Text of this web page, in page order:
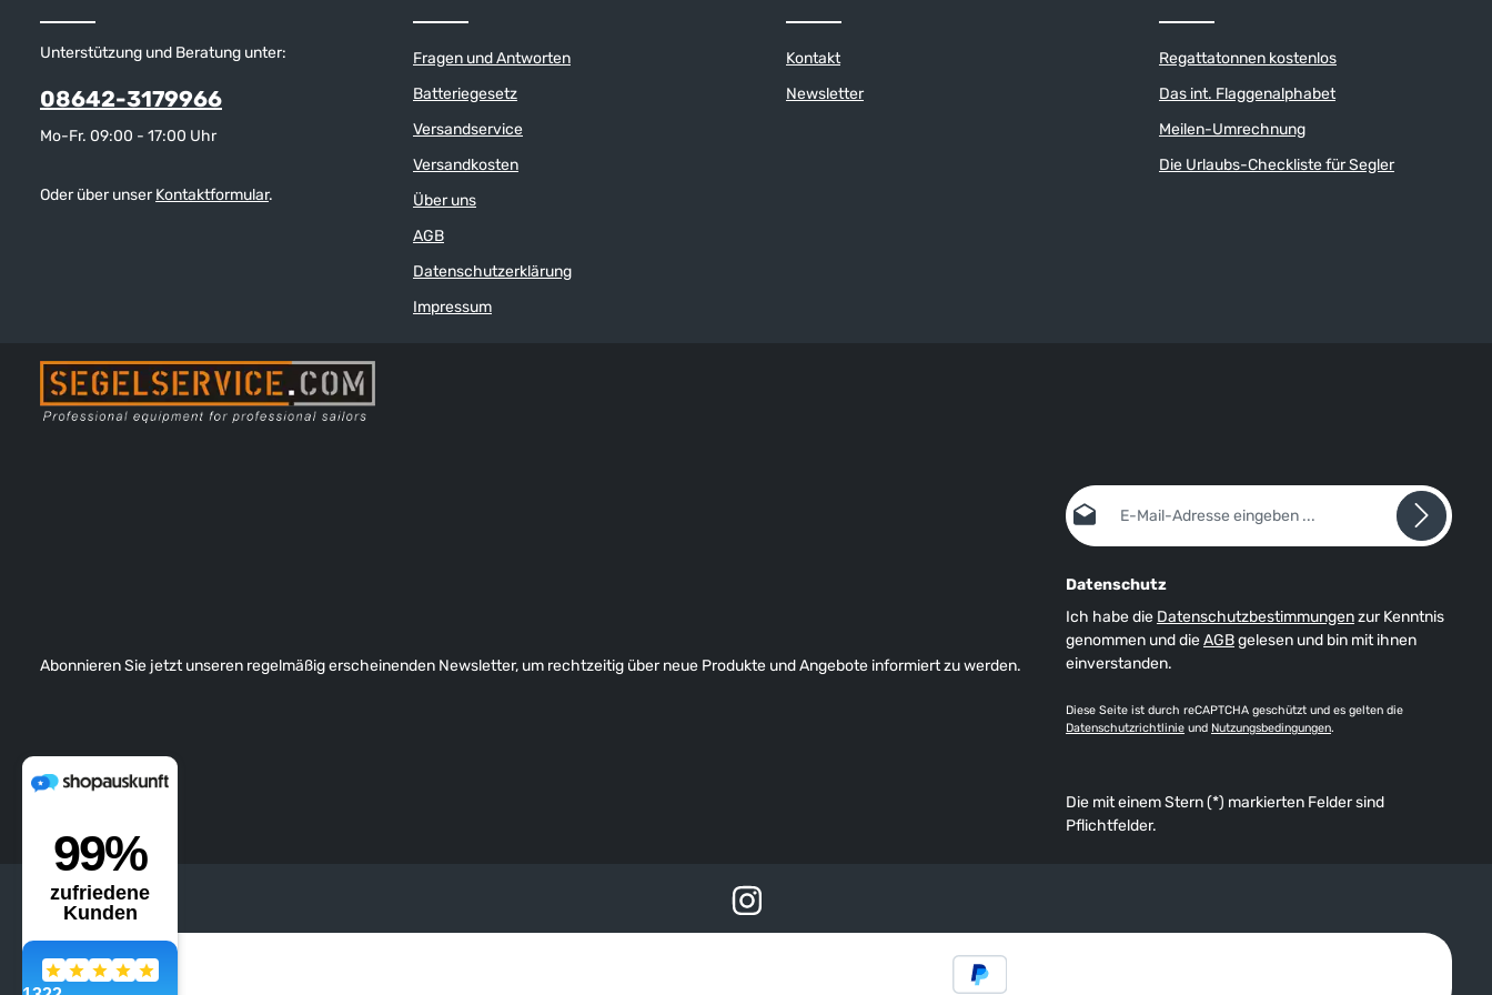
Unterstützung und Beratung unter:
08642-3179966
Mo-Fr. 09:00 - 17:00 Uhr
Oder über unserKontaktformular.
Fragen und Antworten
Batteriegesetz
Versandservice
Versandkosten
Über uns
AGB
Datenschutzerklärung
Impressum
Kontakt
Newsletter
Regattatonnen kostenlos
Das int. Flaggenalphabet
Meilen-Umrechnung
Die Urlaubs-Checkliste für Segler
Abonnieren Sie jetzt unseren regelmäßig erscheinenden Newsletter, um rechtzeitig über neue Produkte und Angebote informiert zu werden.
E-Mail-Adresse*
Datenschutz
Ich habe die Datenschutzbestimmungenzur Kenntnis
genommen und dieAGBgelesen und bin mit ihnen
einverstanden.
Diese Seite ist durch reCAPTCHA geschützt und es gelten die
Datenschutzrichtlinie und Nutzungsbedingungen.
Die mit einem Stern (*) markierten Felder sind
Pflichtfelder.